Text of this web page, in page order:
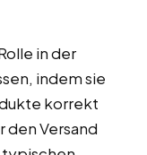
in der
indem sie
korrekt
Versand